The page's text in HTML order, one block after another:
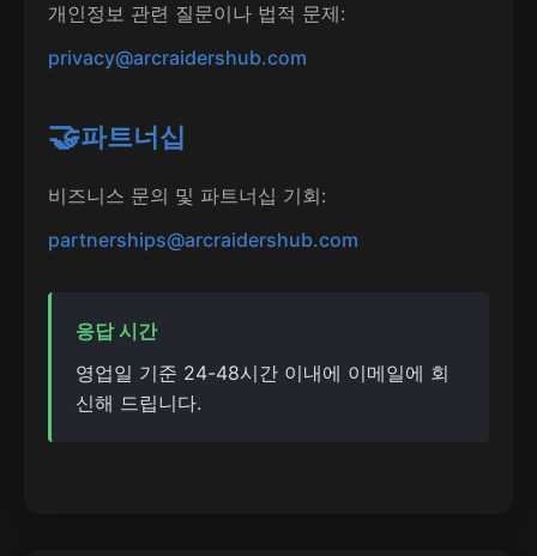
개인정보 관련 질문이나 법적 문제:
privacy@arcraidershub.com
🤝파트너십
비즈니스 문의 및 파트너십 기회:
partnerships@arcraidershub.com
응답 시간
영업일 기준 24-48시간 이내에 이메일에 회
신해 드립니다.